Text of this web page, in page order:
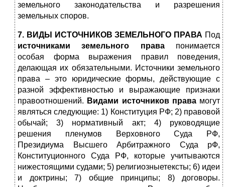
земельного законодательства и разрешения
земельных споров.
7. ВИДЫ ИСТОЧНИКОВ ЗЕМЕЛЬНОГО ПРАВА Под
источниками земельного права понимается
особая форма выражения правил поведения,
делающая их обязательными. Источники земельного
права – это юридические формы, действующие с
разной эффективностью и выражающие признаки
правоотношений. Видами источников права могут
являться следующие: 1) Конституция РФ; 2) правовой
обычай; 3) нормативный акт; 4) руководящие
решения пленумов Верховного Суда РФ,
Президиума Высшего Арбитражного Суда рФ,
Конституционного Суда РФ, которые учитываются
нижестоящими судами; 5) религиозныетексты; 6) идеи
и доктрины; 7) общие принципы; 8) договоры.